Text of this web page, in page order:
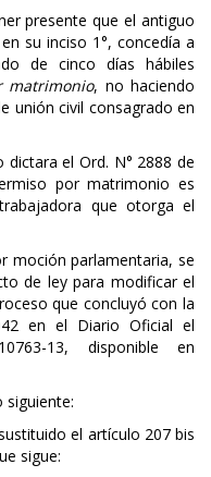
presente que el antiguo
su inciso 1°, concedía a
de cinco días hábiles
matrimonio, no haciendo
unión civil consagrado en
el Ord. N° 2888 de
por matrimonio es
que otorga el
moción parlamentaria, se
de ley para modificar el
que concluyó con la
en el Diario Oficial el
13, disponible en
el artículo 207 bis
sigue: